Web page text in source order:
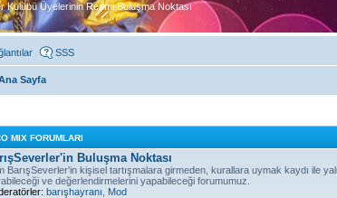
Kulübü Üyelerinin Resmi Buluşma Noktası
SSS
Sayfa
MIX FORUMLARI
Buluşma Noktası
BarışSeverler'in kişisel tartışmalara girmeden, kurallara uymak kaydı ile
ve değerlendirmelerini yapabileceği forumumuz.
barışhayranı Mod